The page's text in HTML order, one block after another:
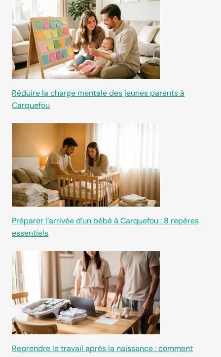
Réduire la charge mentale des jeunes parents à
Carquefou
Préparer l’arrivée d’un bébé à Carquefou : 8 repères
essentiels
Reprendre le travail après la naissance : comment